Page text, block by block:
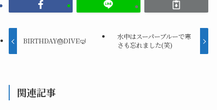
BIRTHDAY🎂DIVE🤿
水中はスーパーブルーで寒
さも忘れました(笑)
関連記事